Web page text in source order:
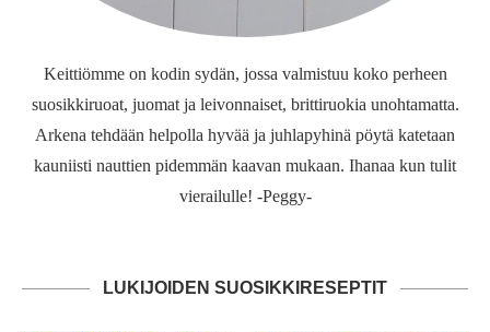
Keittiömme on kodin sydän, jossa valmistuu koko perheen
suosikkiruoat, juomat ja leivonnaiset, brittiruokia unohtamatta.
Arkena tehdään helpolla hyvää ja juhlapyhinä pöytä katetaan
kauniisti nauttien pidemmän kaavan mukaan. Ihanaa kun tulit
vierailulle! -Peggy-
LUKIJOIDEN SUOSIKKIRESEPTIT